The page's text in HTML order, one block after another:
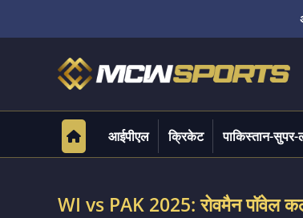
आईपीएल क्रिकेट पाकिस्तान-सुपर-
WI vs PAK 2025: रोवमैन पॉवेल